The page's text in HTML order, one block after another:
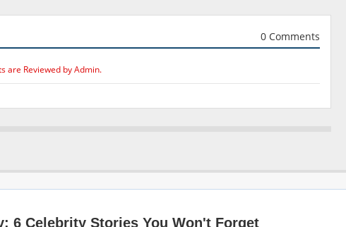
0 Comments
are Reviewed by Admin.